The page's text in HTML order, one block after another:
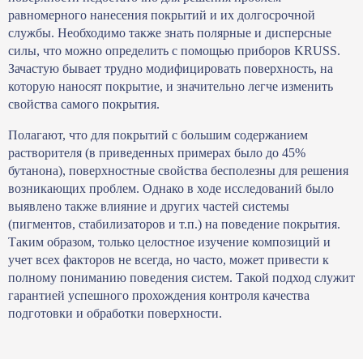
равномерного нанесения покрытий и их долгосрочной
службы. Необходимо также знать полярные и дисперсные
силы, что можно определить с помощью приборов KRUSS.
Зачастую бывает трудно модифицировать поверхность, на
которую наносят покрытие, и значительно легче изменить
свойства самого покрытия.
Полагают, что для покрытий с большим содержанием
растворителя (в приведенных примерах было до 45%
бутанона), поверхностные свойства бесполезны для решения
возникающих проблем. Однако в ходе исследований было
выявлено также влияние и других частей системы
(пигментов, стабилизаторов и т.п.) на поведение покрытия.
Таким образом, только целостное изучение композиций и
учет всех факторов не всегда, но часто, может привести к
полному пониманию поведения систем. Такой подход служит
гарантией успешного прохождения контроля качества
подготовки и обработки поверхности.